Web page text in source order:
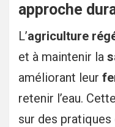
approche
L’agriculture
et à maintenir la
améliorant leur
retenir l’eau.
sur des pratiques